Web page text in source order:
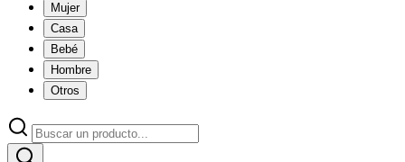
Mujer
Casa
Bebé
Hombre
Otros